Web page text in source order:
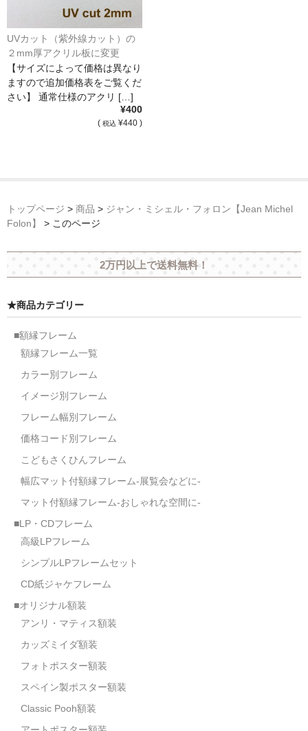
UVカット（紫外線カット）の
２mm厚アクリル板に変更
【サイズによって価格は異なり
ますので追加価格表をご覧くだ
さい】 通常仕様のアクリ […]
¥400
( 税込 ¥440 )
トップページ > 商品 > ジャン・ミシェル・フォロン【Jean Michel
Folon】
> このページ
2万円以上で送料無料！
★商品カテゴリー
■額縁フレーム
額縁フレーム一覧
カラー別フレーム
イメージ別フレーム
フレーム幅別フレーム
価格コード別フレーム
こどもさくひんフレーム
幅広マット付額縁フレーム-展覧会などに-
マット付額縁フレーム-おしゃれな空間に-
■LP・CDフレーム
高級LPフレーム
シンプルLPフレームセット
CD紙ジャケフレーム
■オリジナル額装
アンリ・マティス額装
カッズミイダ額装
フォトポスター額装
スペイン製ポスター額装
Classic Pooh額装